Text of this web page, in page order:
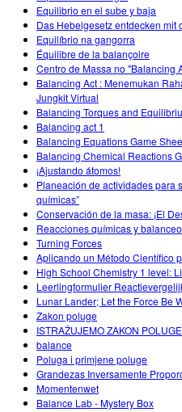
Equilibrio en el sube y baja
Das Hebelgesetz entdecken mit
Equilíbrio na gangorra
Équilibre de la balançoire
Centro de Massa no "Balancing
Balancing Act : Menemukan
Jungkit Virtual
Balancing Torques and
Balancing act 1
Balancing Equations Game
Balancing Chemical Reactions
¡Ajustando átomos!
Planeación de actividades para
químicas”
Conservación de la masa: ¡El
Reacciones químicas y
Turning Forces
Aplicando un Método Científico
High School Chemistry 1 level:
Leerlingformulier
Lunar Lander; Let the Force Be
Zakon poluge
ISTRAŽUJEMO ZAKON POLUGE
balance
Poluga i primjene poluge
Grandezas Inversamente
Momentenwet
Balance Lab - Mystery Box